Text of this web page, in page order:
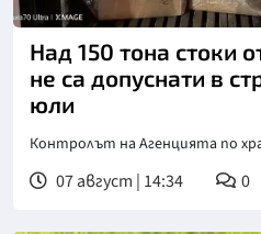
Над 150 тона стоки
не са допуснати в
юли
Контролът на Агенцията по
07 август | 14:34 0